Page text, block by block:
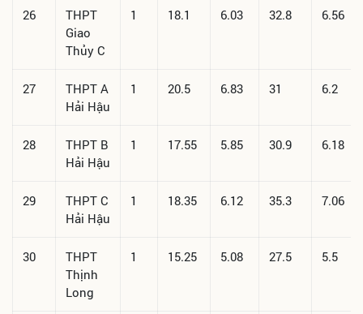
26
THPT
Giao
Thủy C
1 18.1 6.03 32.8 6.56
27
THPT A
Hải Hậu
1 20.5 6.83 31 6.2
28
THPT B
Hải Hậu
1 17.55 5.85 30.9 6.18
29
THPT C
Hải Hậu
1 18.35 6.12 35.3 7.06
30
THPT
Thịnh
Long
1 15.25 5.08 27.5 5.5